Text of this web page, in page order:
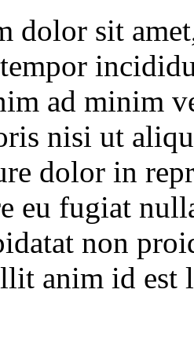
dolor sit
ad minim
nisi ut
dolor in
eu fugiat
non
anim id est